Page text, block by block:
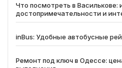
Что посмотреть в Василькове:
достопримечательности и
inBus: Удобные автобусные
Ремонт под ключ в Одессе: